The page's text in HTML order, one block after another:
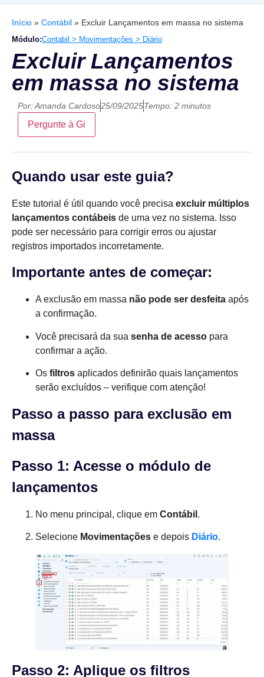
Início » Contábil » Excluir Lançamentos em massa no sistema
Módulo:Contabil > Movimentações > Diário
Excluir Lançamentos
em massa no sistema
Por:Amanda Cardoso25/09/2025Tempo: 2 minutos
Pergunte à Gi
Quando usar este guia?
Este tutorial é útil quando você precisa excluir múltiplos
lançamentos contábeis de uma vez no sistema. Isso
pode ser necessário para corrigir erros ou ajustar
registros importados incorretamente.
Importante antes de começar:
A exclusão em massa não pode ser desfeita após
a confirmação.
Você precisará da sua senha de acesso para
confirmar a ação.
Os filtros aplicados definirão quais lançamentos
serão excluídos – verifique com atenção!
Passo a passo para exclusão em
massa
Passo 1: Acesse o módulo de
lançamentos
No menu principal, clique em Contábil .
Selecione Movimentações e depois Diário.
Passo 2: Aplique os filtros